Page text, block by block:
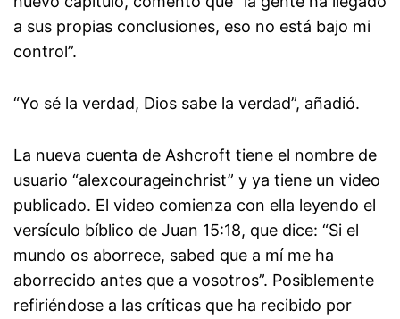
a sus propias conclusiones, eso no está bajo mi
control”.
“Yo sé la verdad, Dios sabe la verdad”, añadió.
La nueva cuenta de Ashcroft tiene el nombre de
usuario “alexcourageinchrist” y ya tiene un video
publicado. El video comienza con ella leyendo el
versículo bíblico de Juan 15:18, que dice: “Si el
mundo os aborrece, sabed que a mí me ha
aborrecido antes que a vosotros”. Posiblemente
refiriéndose a las críticas que ha recibido por